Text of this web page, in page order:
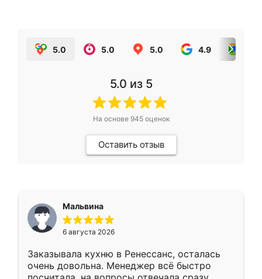
5.0 5.0 5.0 4.9
5.0 из 5
На основе 945оценок
Оставить отзыв
Мальвина
6 августа 2026
Заказывала кухню в Ренессанс, осталась
очень довольна. Менеджер всё быстро